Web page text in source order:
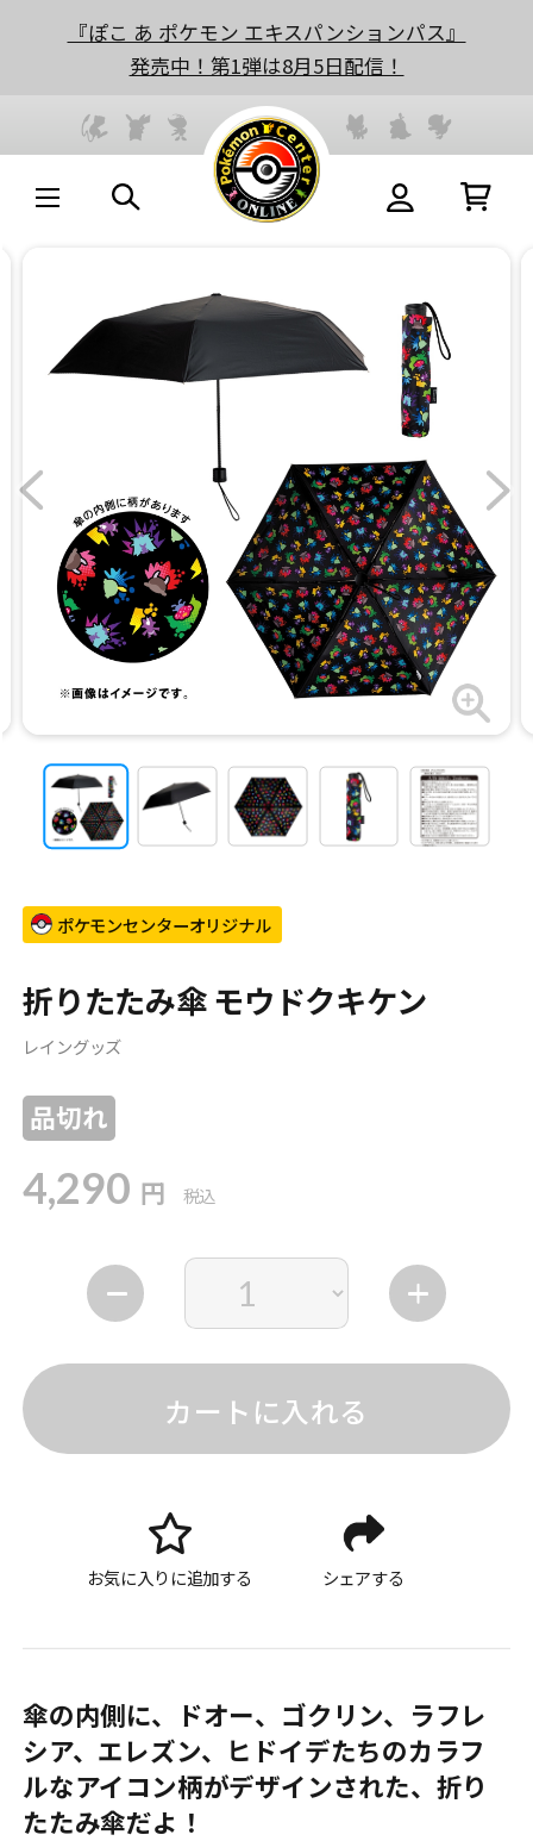
『ぽこ あ ポケモン エキスパンションパス』
発売中！第1弾は8月5日配信！
ポケモンセンターオリジナル
折りたたみ傘 モウドクキケン
レイングッズ
品切れ
4,290 円 税込
カートに入れる
お気に入りに追加する シェアする
傘の内側に、ドオー、ゴクリン、ラフレ
シア、エレズン、ヒドイデたちのカラフ
ルなアイコン柄がデザインされた、折り
たたみ傘だよ！